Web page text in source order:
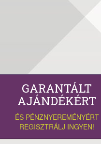
GARANTÁLT
AJÁNDÉKÉRT
ÉS PÉNZNYEREMÉNYÉRT
REGISZTRÁLJ INGYEN!